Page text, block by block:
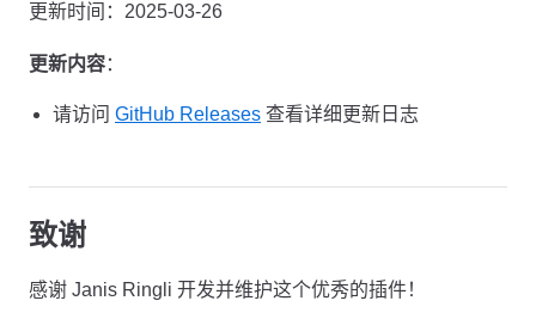
更新时间：2025-03-26
更新内容：
请访问 GitHub Releases 查看详细更新日志
致谢
感谢 Janis Ringli 开发并维护这个优秀的插件！